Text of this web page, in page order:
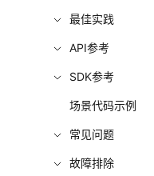
最佳实践
API参考
SDK参考
场景代码示例
常见问题
故障排除